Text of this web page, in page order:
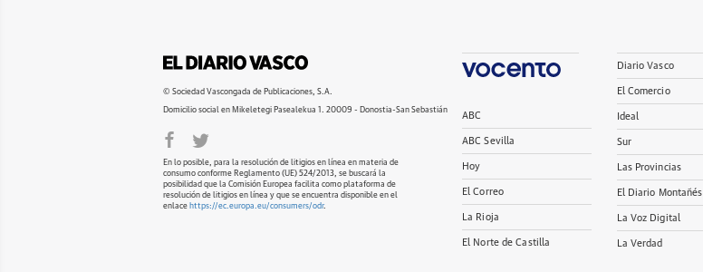
© Sociedad Vascongada de Publicaciones, S.A.
Domicilio social en Mikeletegi Pasealekua 1. 20009 - Donostia-San Sebastián
En lo posible, para la resolución de litigios en línea en materia de
consumo conforme Reglamento (UE) 524/2013, se buscará la
posibilidad que la Comisión Europea facilita como plataforma de
resolución de litigios en línea y que se encuentra disponible en el
enlace https://ec.europa.eu/consumers/odr.
ABC
ABC Sevilla
Hoy
El Correo
La Rioja
El Norte de Castilla
Diario Vasco
El Comercio
Ideal
Sur
Las Provincias
El Diario Montañés
La Voz Digital
La Verdad